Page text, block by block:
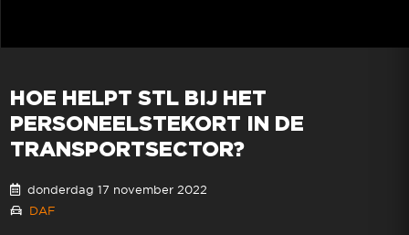
HOE HELPT STL BIJ HET
PERSONEELSTEKORT IN DE
TRANSPORTSECTOR?
donderdag 17 november 2022
DAF